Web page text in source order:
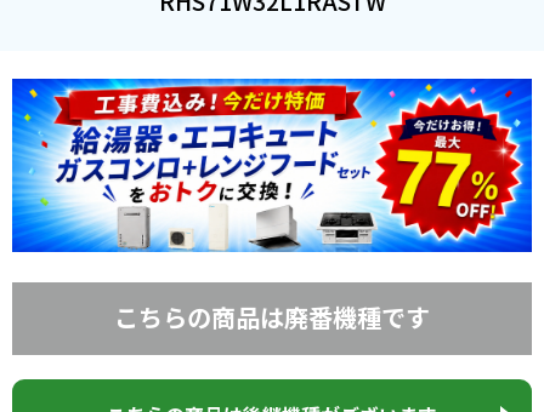
テッ
クの
強み
選ば
れる
お役
立ち
ム
こちらの商品は廃番機種です